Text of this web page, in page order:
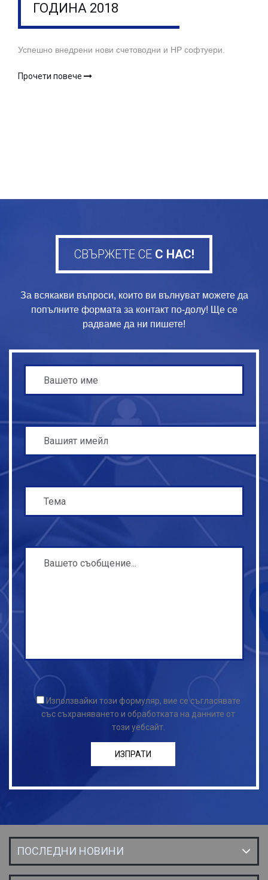
ГОДИНА 2018
Успешно внедрeни нови счетоводни и НР софтуери.
Прочети повече
СВЪРЖЕТЕ СЕ С НАС!
За всякакви въпроси, които ви вълнуват можете да
попълните формата за контакт по-долу! Ще се
радваме да ни пишете!
Използвайки този формуляр, вие се съгласявате
със съхраняването и обработката на данните от
този уебсайт.
ПОСЛЕДНИ НОВИНИ